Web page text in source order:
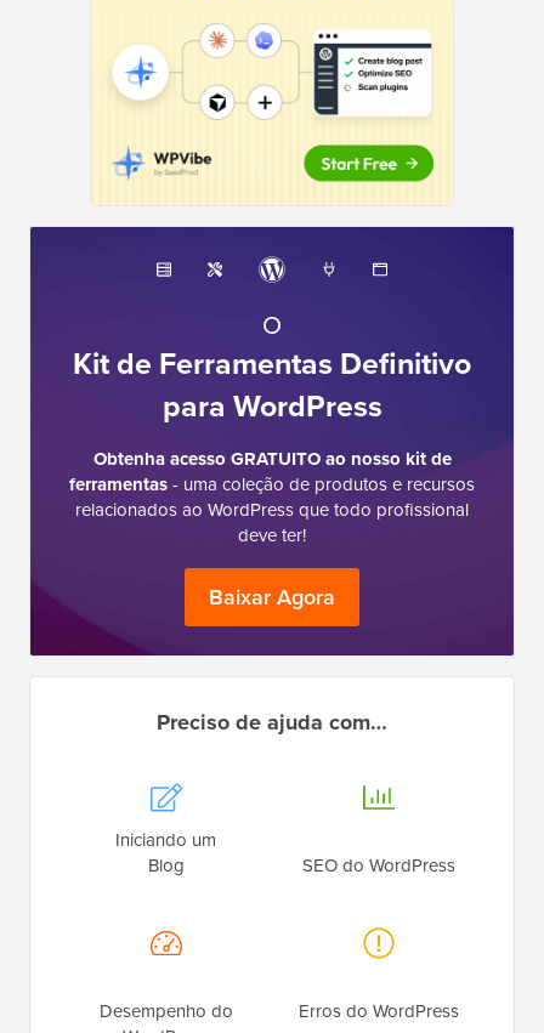
O
Kit de Ferramentas Definitivo
para WordPress
Obtenha acesso GRATUITO ao nosso kit de
ferramentas- uma coleção de produtos e recursos
relacionados ao WordPress que todo profissional
deve ter!
Baixar Agora
Preciso de ajuda com…
Iniciando um
Blog
SEO do WordPress
Desempenho do
Erros do WordPress